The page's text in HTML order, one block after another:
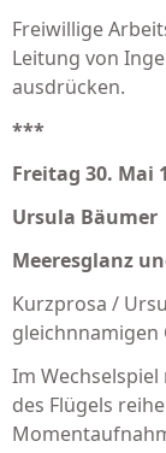
Freiwillige
Leitung von
ausdrücken.
***
Freitag 30. Mai
Ursula Bäumer
Meeresglanz
Kurzprosa /
gleichnnamigen
Im
des Flügels